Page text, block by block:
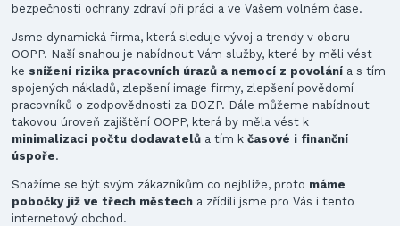
bezpečnosti ochrany zdraví při práci a ve Vašem volném čase.
Jsme dynamická firma, která sleduje vývoj a trendy v oboru
OOPP. Naší snahou je nabídnout Vám služby, které by měli vést
ke snížení rizika pracovních úrazů a nemocí z povolání a s tím
spojených nákladů, zlepšení image firmy, zlepšení povědomí
pracovníků o zodpovědnosti za BOZP. Dále můžeme nabídnout
takovou úroveň zajištění OOPP, která by měla vést k
minimalizaci počtu dodavatelů a tím kčasové i finanční
úspoře.
Snažíme se být svým zákazníkům co nejblíže, proto máme
pobočky již ve třech městech a zřídili jsme pro Vás i tento
internetový obchod.